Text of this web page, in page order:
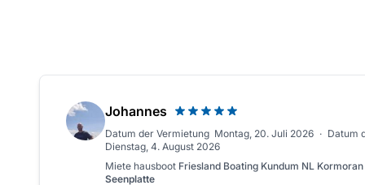
Johannes
Datum der Vermietung Montag, 20. Juli 2026 · Datum
Dienstag, 4. August 2026
Miete hausboot Friesland Boating Kundum NL
Seenplatte